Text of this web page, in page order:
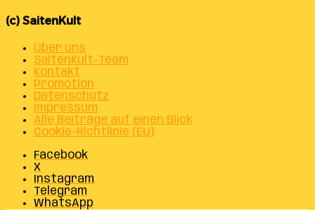
(c) SaitenKult
Über uns
SaitenKult-Team
Kontakt
Promotion
Datenschutz
Impressum
Alle Beiträge auf einen Blick
Cookie-Richtlinie (EU)
Facebook
X
Instagram
Telegram
WhatsApp